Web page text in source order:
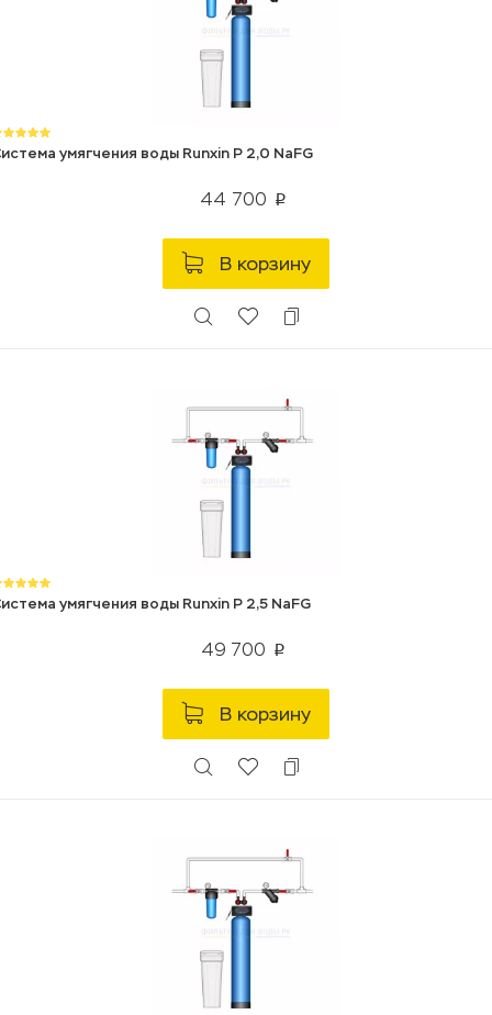
умягчения воды Runxin P 2,0 NaFG
44 700 p
В корзину
умягчения воды Runxin P 2,5 NaFG
49 700 p
В корзину